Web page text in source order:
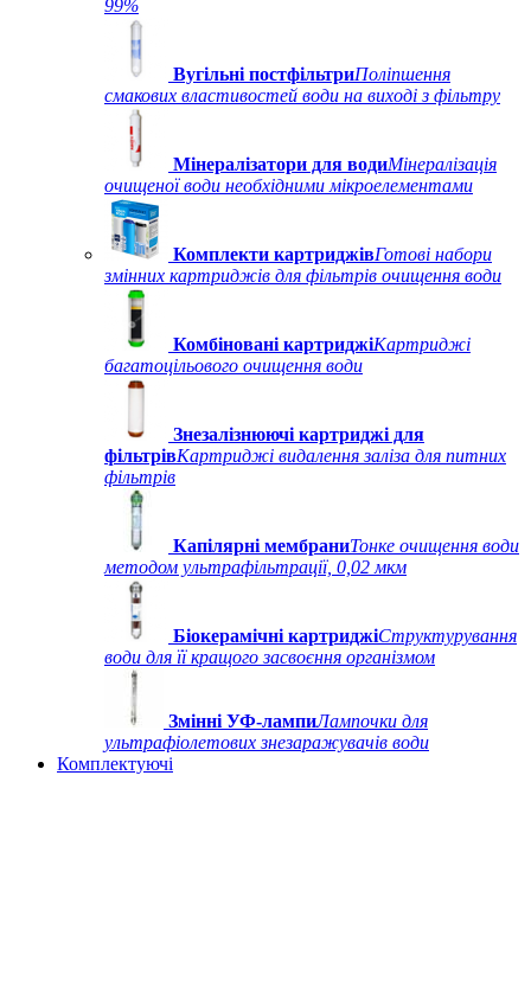
99%
Вугільні постфільтриПоліпшення
смакових властивостей води на виході з фільтру
Мінералізатори для водиМінералізація
очищеної води необхідними мікроелементами
Комплекти картриджівГотові набори
змінних картриджів для фільтрів очищення води
Комбіновані картриджіКартриджі
багатоцільового очищення води
Знезалізнюючі картриджі для
фільтрівКартриджі видалення заліза для питних
фільтрів
Капілярні мембраниТонке очищення води
методом ультрафільтрації, 0,02 мкм
Біокерамічні картриджіСтруктурування
води для її кращого засвоєння організмом
Змінні УФ-лампиЛампочки для
ультрафіолетових знезаражувачів води
Комплектуючі